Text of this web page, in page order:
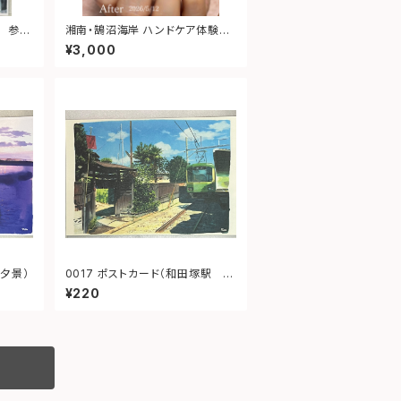
湘南・鵠沼海岸 ハンドケア体験チ
ケット｜大切な人へ癒しの時間を
プレゼント
¥3,000
景）
0017 ポストカード（和田塚駅 無
心庵）
¥220